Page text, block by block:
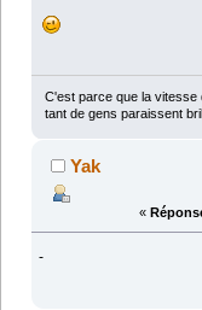
C'est parce que la vitesse
tant de gens paraissent
Yak
«
-